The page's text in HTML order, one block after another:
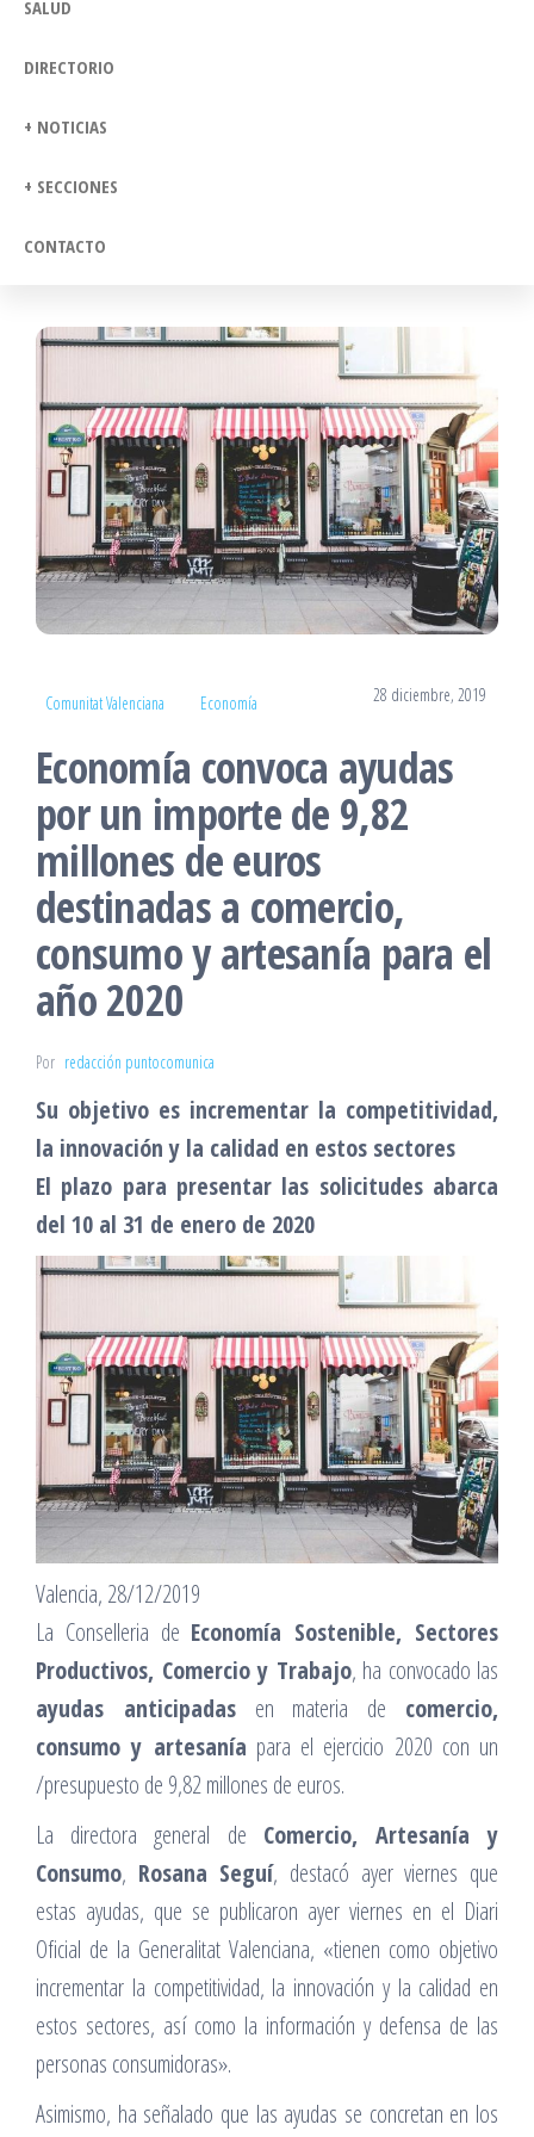
SALUD
DIRECTORIO
+ NOTICIAS
+ SECCIONES
CONTACTO
Comunitat Valenciana Economía 28 diciembre, 2019
Economía convoca ayudas
por un importe de 9,82
millones de euros
destinadas a comercio,
consumo y artesanía para el
año 2020
Por redacción puntocomunica
Su objetivo es incrementar la competitividad,
la innovación y la calidad en estos sectores
El plazo para presentar las solicitudes abarca
del 10 al 31 de enero de 2020
Valencia, 28/12/2019
La Conselleria de Economía Sostenible, Sectores
Productivos, Comercio y Trabajo, ha convocado las
ayudas anticipadasen materia de comercio,
consumo y artesanía para el ejercicio 2020 con un
/presupuesto de 9,82 millones de euros.
La directora general de Comercio, Artesanía y
Consumo, Rosana Seguí, destacó ayer viernes que
estas ayudas, que se publicaron ayer viernes en el Diari
Oficial de la Generalitat Valenciana, «tienen como objetivo
incrementar la competitividad, la innovación y la calidad en
estos sectores, así como la información y defensa de las
personas consumidoras».
Asimismo, ha señalado que las ayudas se concretan en los